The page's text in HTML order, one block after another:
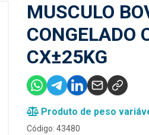
MUSCULO
CONGELADO
CX±25KG
Produto de peso
Código: 43480